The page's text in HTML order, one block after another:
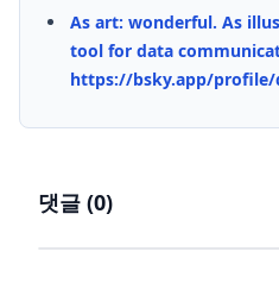
As art: wonderful. As
tool for data
https://bsky.app/profile/
댓글 (0)